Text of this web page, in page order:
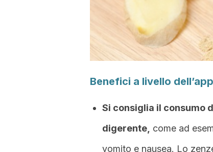
Benefici a livello
Si consiglia il consumo
digerente, come ad
vomito e nausea. Lo